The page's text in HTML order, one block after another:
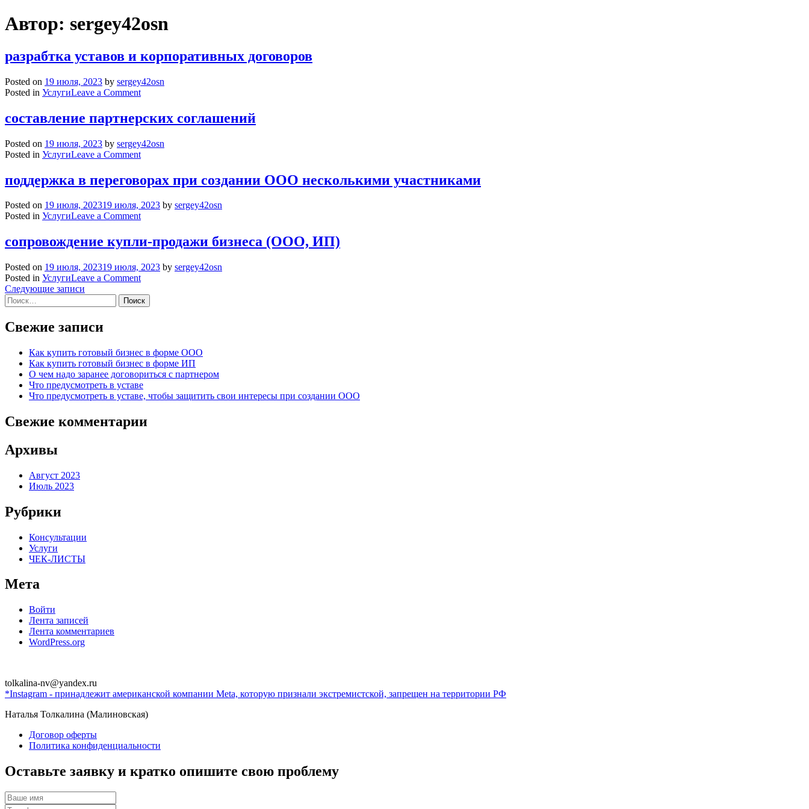
Skip
to
Автор: sergey42osn
разрабтка уставов и корпоративных договоров
Posted on 19 июля, 2023 by sergey42osn
Posted in УслугиLeave a Commenton
и корпоративных
составление партнерских соглашений
Posted on 19 июля, 2023 by sergey42osn
Posted in УслугиLeave a Commenton
соглашений
поддержка в переговорах при создании ООО несколькими участниками
Posted on 19 июля, 202319 июля, 2023 by sergey42osn
Posted in УслугиLeave a Commenton
в переговорах
при
ООО
несколькими
сопровождение купли-продажи бизнеса (ООО, ИП)
Posted on 19 июля, 202319 июля, 2023 by sergey42osn
Posted in УслугиLeave a Commenton
купли-
продажи
Навигация
по
записям
Следующие записи
Найти:
Свежие записи
Как купить готовый бизнес в форме ООО
Как купить готовый бизнес в форме ИП
О чем надо заранее договориться с партнером
Что предусмотреть в уставе
Что предусмотреть в уставе, чтобы защитить свои интересы при создании ООО
Свежие комментарии
Архивы
Август 2023
Июль 2023
Рубрики
Консультации
Услуги
ЧЕК-ЛИСТЫ
Мета
Войти
Лента записей
Лента комментариев
WordPress.org
tolkalina-nv@yandex.ru
*Instagram - принадлежит американской компании Meta, которую признали экстремистской, запрещен на территории РФ
Наталья Толкалина (Малиновская)
Договор оферты
Политика конфиденциальности
Оставьте заявку и кратко опишите свою проблему